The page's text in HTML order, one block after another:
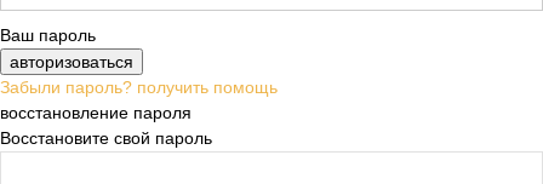
Ваш пароль
Забыли пароль? получить помощь
восстановление пароля
Восстановите свой пароль